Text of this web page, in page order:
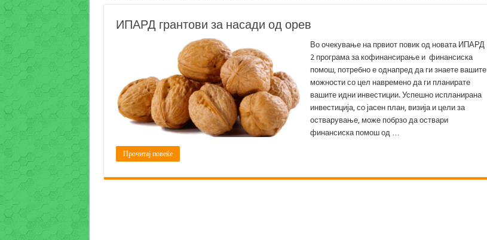
ИПАРД грантови за насади од орев
Во очекување на првиот повик од новата ИПАРД
2 програма за кофинансирање и финансиска
помош, потребно е однапред да ги знаете вашите
можности со цел навремено да ги планирате
вашите идни инвестиции. Успешно испланирана
инвестиција, со јасен план, визија и цели за
остварување, може побрзо да оствари
финансиска помош од …
Прочитај повеќе